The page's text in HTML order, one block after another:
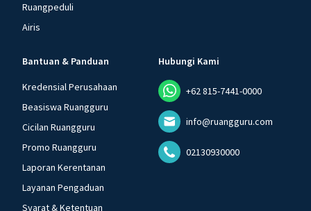
Ruangpeduli
Airis
Bantuan & Panduan
Kredensial Perusahaan
Beasiswa Ruangguru
Cicilan Ruangguru
Promo Ruangguru
Laporan Kerentanan
Layanan Pengaduan
Syarat & Ketentuan
Hubungi Kami
+62 815-7441-0000
info@ruangguru.com
02130930000